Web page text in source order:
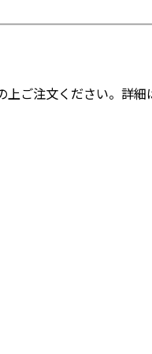
上ご注文ください。詳細